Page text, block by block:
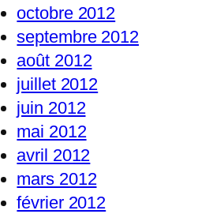
octobre 2012
septembre 2012
août 2012
juillet 2012
juin 2012
mai 2012
avril 2012
mars 2012
février 2012